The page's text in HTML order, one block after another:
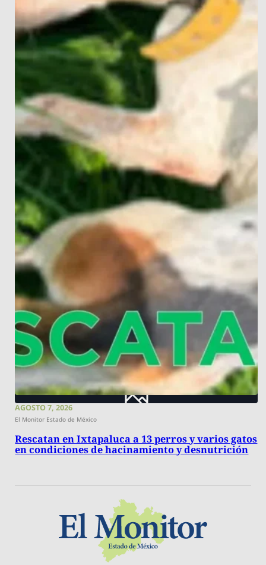
AGOSTO 7, 2026
El Monitor Estado de México
Rescatan en Ixtapaluca a 13 perros y varios gatos
en condiciones de hacinamiento y desnutrición